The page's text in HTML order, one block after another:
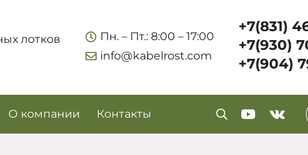
лотков
Пн. – Пт.: 8:00 – 17:00
info@kabelrost.com
+7(831)
+7(930)
+7(904)
О компании Контакты
связи и требования к заказу –
варианты по цене, согласуем
подберём доставку.